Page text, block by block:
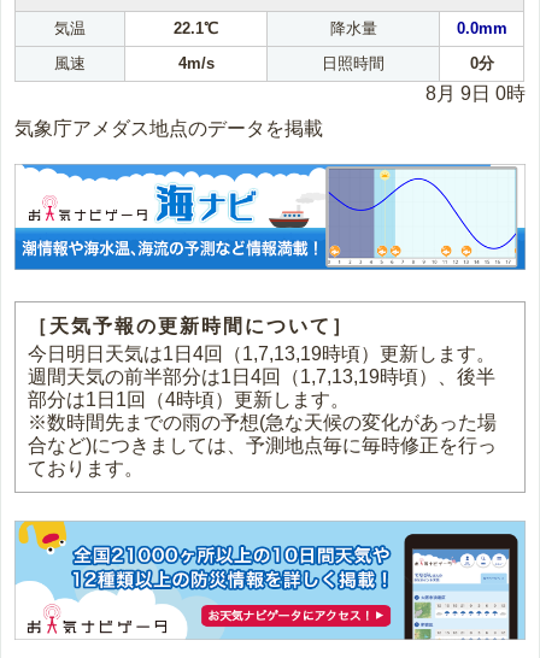
気温 22.1℃ 降水量
0.0mm
風速
4m/s 日照時間 0分
8月 9日 0時
気象庁アメダス地点のデータを掲載
［天気予報の更新時間について］
今日明日天気は1日4回（1,7,13,19時頃）更新します。
週間天気の前半部分は1日4回（1,7,13,19時頃）、後半
部分は1日1回（4時頃）更新します。
※数時間先までの雨の予想(急な天候の変化があった場
合など)につきましては、予測地点毎に毎時修正を行っ
ております。